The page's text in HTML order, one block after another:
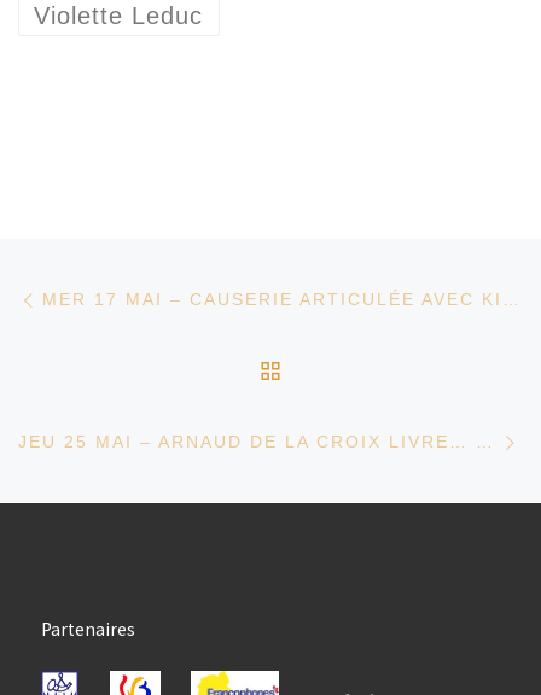
Violette Leduc
Partenaires